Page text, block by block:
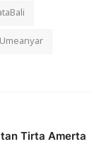
Umeanyar
Tirta Amerta